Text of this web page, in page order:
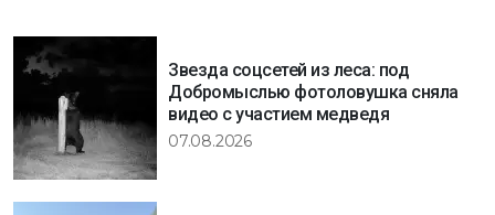
Звезда соцсетей из леса: под
Добромыслью фотоловушка сняла
видео с участием медведя
07.08.2026